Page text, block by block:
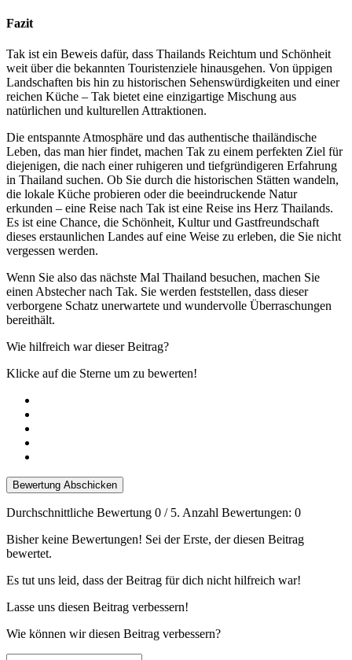
Fazit
Tak ist ein Beweis dafür, dass Thailands Reichtum und Schönheit
weit über die bekannten Touristenziele hinausgehen. Von üppigen
Landschaften bis hin zu historischen Sehenswürdigkeiten und einer
reichen Küche – Tak bietet eine einzigartige Mischung aus
natürlichen und kulturellen Attraktionen.
Die entspannte Atmosphäre und das authentische thailändische
Leben, das man hier findet, machen Tak zu einem perfekten Ziel für
diejenigen, die nach einer ruhigeren und tiefgründigeren Erfahrung
in Thailand suchen. Ob Sie durch die historischen Stätten wandeln,
die lokale Küche probieren oder die beeindruckende Natur
erkunden – eine Reise nach Tak ist eine Reise ins Herz Thailands.
Es ist eine Chance, die Schönheit, Kultur und Gastfreundschaft
dieses erstaunlichen Landes auf eine Weise zu erleben, die Sie nicht
vergessen werden.
Wenn Sie also das nächste Mal Thailand besuchen, machen Sie
einen Abstecher nach Tak. Sie werden feststellen, dass dieser
verborgene Schatz unerwartete und wundervolle Überraschungen
bereithält.
Wie hilfreich war dieser Beitrag?
Klicke auf die Sterne um zu bewerten!
Bewertung Abschicken
Durchschnittliche Bewertung 0 / 5. Anzahl Bewertungen: 0
Bisher keine Bewertungen! Sei der Erste, der diesen Beitrag
bewertet.
Es tut uns leid, dass der Beitrag für dich nicht hilfreich war!
Lasse uns diesen Beitrag verbessern!
Wie können wir diesen Beitrag verbessern?